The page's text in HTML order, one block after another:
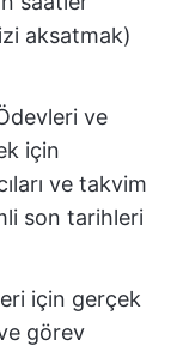
aksatmak)
ve
için
ve takvim
son tarihleri
için gerçek
görev